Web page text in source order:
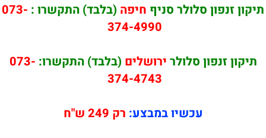
תיקון זנפון סלולר סניף חיפה (בלבד) התקשרו : 073-
374-4990
תיקון זנפון סלולר ירושלים (בלבד) התקשרו: 073-
374-4743
עכשיו במבצע: רק 249 ש"ח